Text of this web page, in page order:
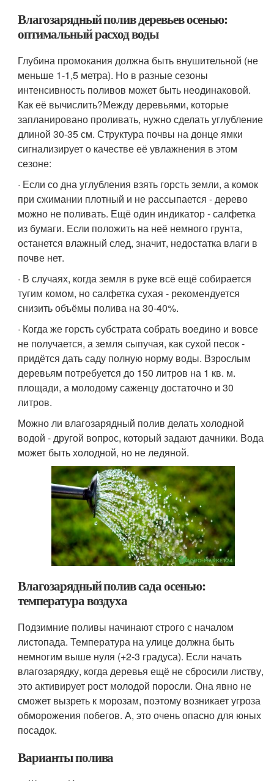
Влагозарядный полив деревьев осенью:
оптимальный расход воды
Глубина промокания должна быть внушительной (не
меньше 1-1,5 метра). Но в разные сезоны
интенсивность поливов может быть неодинаковой.
Как её вычислить?Между деревьями, которые
запланировано проливать, нужно сделать углубление
длиной 30-35 см. Структура почвы на донце ямки
сигнализирует о качестве её увлажнения в этом
сезоне:
· Если со дна углубления взять горсть земли, а комок
при сжимании плотный и не рассыпается - дерево
можно не поливать. Ещё один индикатор - салфетка
из бумаги. Если положить на неё немного грунта,
останется влажный след, значит, недостатка влаги в
почве нет.
· В случаях, когда земля в руке всё ещё собирается
тугим комом, но салфетка сухая - рекомендуется
снизить объёмы полива на 30-40%.
· Когда же горсть субстрата собрать воедино и вовсе
не получается, а земля сыпучая, как сухой песок -
придётся дать саду полную норму воды. Взрослым
деревьям потребуется до 150 литров на 1 кв. м.
площади, а молодому саженцу достаточно и 30
литров.
Можно ли влагозарядный полив делать холодной
водой - другой вопрос, который задают дачники. Вода
может быть холодной, но не ледяной.
Влагозарядный полив сада осенью:
температура воздуха
Подзимние поливы начинают строго с началом
листопада. Температура на улице должна быть
немногим выше нуля (+2-3 градуса). Если начать
влагозарядку, когда деревья ещё не сбросили листву,
это активирует рост молодой поросли. Она явно не
сможет вызреть к морозам, поэтому возникает угроза
обморожения побегов. А, это очень опасно для юных
посадок.
Варианты полива